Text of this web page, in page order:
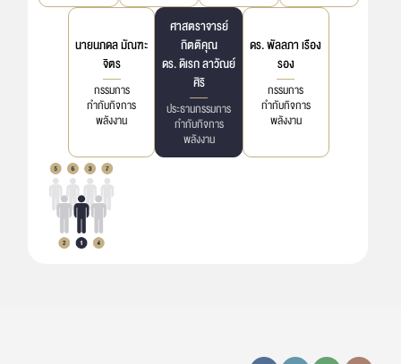
รับฟังความคิดเห็น
นายนภดล มัณฑะ
จิตร
กรรมการ
กำกับกิจการ
พลังงาน
ศาสตราจารย์
กิตติคุณ
ดร. ดิเรก ลาวัณย์
ศิริ
ประธานกรรมการ
กำกับกิจการ
พลังงาน
ดร. พัลลภา เรือง
รอง
กรรมการ
กำกับกิจการ
พลังงาน